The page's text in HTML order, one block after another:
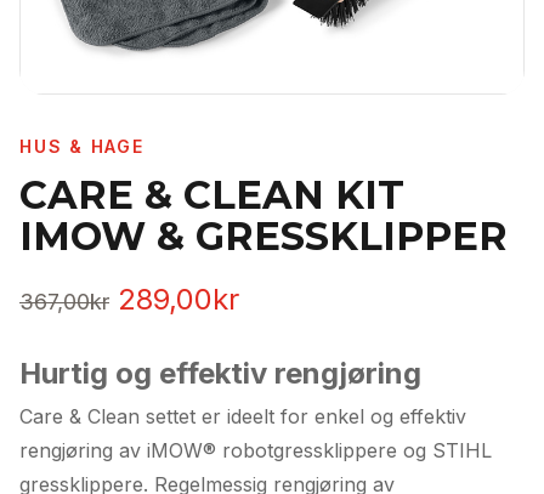
HUS & HAGE
CARE & CLEAN KIT
IMOW & GRESSKLIPPER
367,00kr Opprinnelig
var:
367,00kr.
289,00krNåværende
er:
289,00kr.
Hurtig og effektiv rengjøring
Care & Clean settet er ideelt for enkel og effektiv
rengjøring av iMOW® robotgressklippere og STIHL
gressklippere. Regelmessig rengjøring av